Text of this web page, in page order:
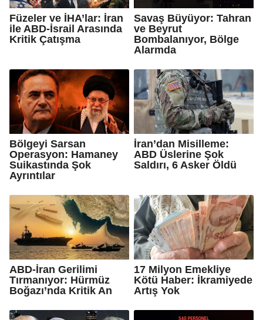
Füzeler ve İHA’lar: İran
ile ABD-İsrail Arasında
Kritik Çatışma
Savaş Büyüyor: Tahran
ve Beyrut
Bombalanıyor, Bölge
Alarmda
Bölgeyi Sarsan
Operasyon: Hamaney
Suikastında Şok
Ayrıntılar
İran’dan Misilleme:
ABD Üslerine Şok
Saldırı, 6 Asker Öldü
ABD-İran Gerilimi
Tırmanıyor: Hürmüz
Boğazı’nda Kritik An
17 Milyon Emekliye
Kötü Haber: İkramiyede
Artış Yok